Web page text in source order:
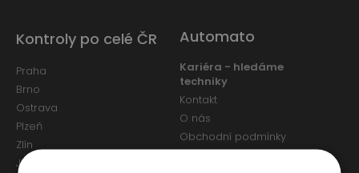
Automato
Kariéra - hledáme
techniky
Kontakt
O nás
Obchodní podmínky
Kontroly po celé ČR
Praha
Brno
Ostrava
Plzeň
Zlín
Jihlava